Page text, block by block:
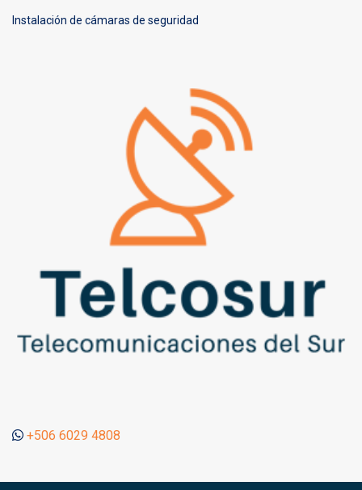
Instalación de cámaras de seguridad
+506 6029 4808